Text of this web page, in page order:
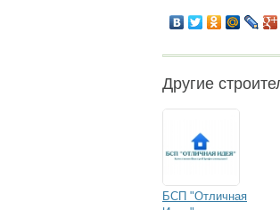
Другие
БСП "Отличная